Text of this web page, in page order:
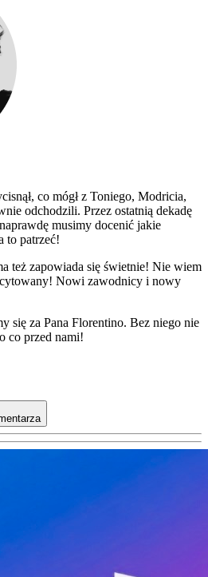
co mógł z Toniego, Modricia,
odchodzili. Przez ostatnią dekadę
musimy docenić jakie
to patrzeć!
też zapowiada się świetnie! Nie wiem
Nowi zawodnicy i nowy
się za Pana Florentino. Bez niego nie
co przed nami!